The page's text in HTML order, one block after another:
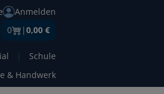
Anmelden
0 |0,00 €
|
Schule
& Handwerk